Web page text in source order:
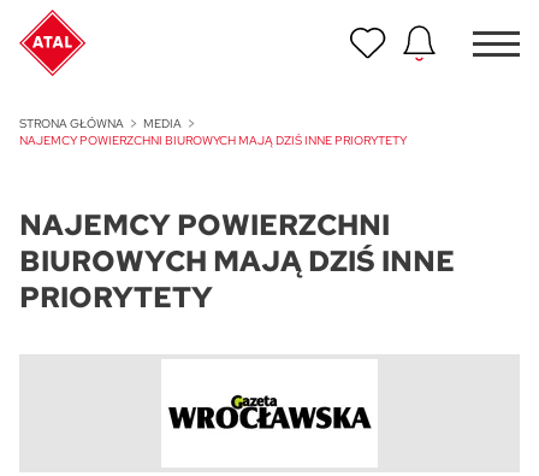
STRONA GŁÓWNA
MEDIA
NAJEMCY POWIERZCHNI BIUROWYCH MAJĄ DZIŚ INNE PRIORYTETY
NAJEMCY POWIERZCHNI
BIUROWYCH MAJĄ DZIŚ INNE
PRIORYTETY
ATAL Unii Lubelskiej w Poznaniu
ATAL Ville przy Białej
Program Poleceń ATAL
ATAL Floriana w Szczecinie